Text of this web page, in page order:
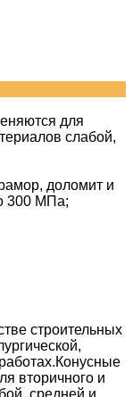
для
слабой,
доломит и
300 МПа;
строительных
вторичного и